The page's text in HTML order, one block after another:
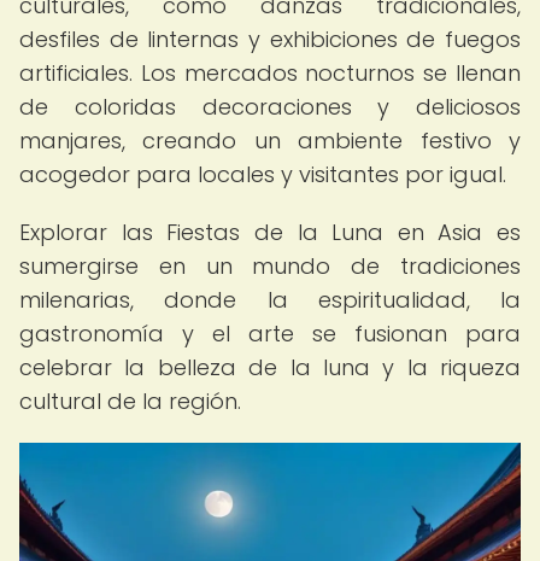
desfiles de linternas y exhibiciones de fuegos
artificiales. Los mercados nocturnos se llenan
de coloridas decoraciones y deliciosos
manjares, creando un ambiente festivo y
acogedor para locales y visitantes por igual.
Explorar las Fiestas de la Luna en Asia es
sumergirse en un mundo de tradiciones
milenarias, donde la espiritualidad, la
gastronomía y el arte se fusionan para
celebrar la belleza de la luna y la riqueza
cultural de la región.